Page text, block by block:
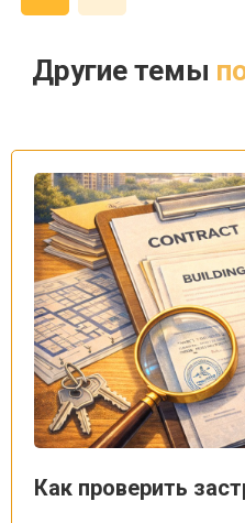
Другие темы
Как проверить